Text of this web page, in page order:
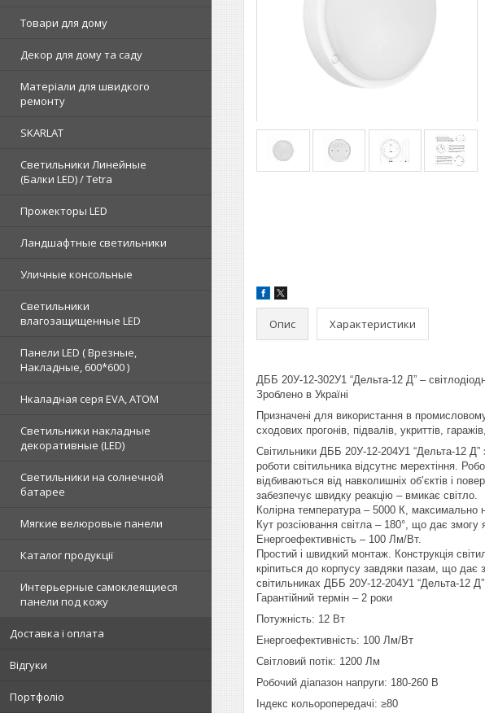
Товари для дому
Декор для дому та саду
Матеріали для швидкого
ремонту
SKARLAT
Светильники Линейные
(Балки LED) / Tetra
Прожекторы LED
Ландшафтные светильники
Уличные консольные
Светильники
влагозащищенные LED
Панели LED ( Врезные,
Накладные, 600*600 )
Нкаладная серя EVA, ATOM
Светильники накладные
декоративные (LED)
Светильники на солнечной
батарее
Мягкие велюровые панели
Каталог продукції
Интерьерные самоклеящиеся
панели под кожу
Доставка і оплата
Відгуки
Портфоліо
Опис Характеристики
ДББ 20У-12-302У1 “Дельта-12 Д” –
Зроблено в Україні
Призначені для використання в
сходових прогонів, підвалів, укриттів,
Світильники ДББ 20У-12-204У1 “Дельта-12 Д”
роботи світильника відсутнє мерехтіння.
відбиваються від навколишніх об’єктів і
забезпечує швидку реакцію – вмикає світло.
Колірна температура – 5000 К, максимально
Кут розсіювання світла – 180°, що дає змогу
Енергоефективність – 100 Лм/Вт.
Простий і швидкий монтаж. Конструкція
кріпиться до корпусу завдяки пазам, що дає
світильниках ДББ 20У-12-204У1 “Дельта-12
Гарантійний термін – 2 роки
Потужність: 12 Вт
Енергоефективність: 100 Лм/Вт
Світловий потік: 1200 Лм
Робочий діапазон напруги: 180-260 В
Індекс кольоропередачі: ≥80